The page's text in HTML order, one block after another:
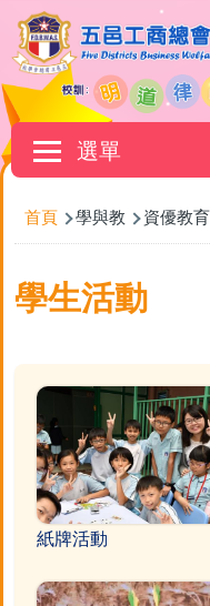
移至主內容
選單
Main
navigation
導
航
連
結
首頁 學與教 資優教育
學生活動
紙牌活動